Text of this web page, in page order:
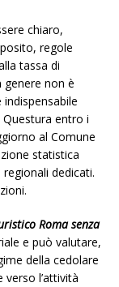
chiaro,
regole
tassa di
genere non è
entro i
al Comune
statistica
dedicati.
Roma senza
e può valutare,
della cedolare
verso l’attività